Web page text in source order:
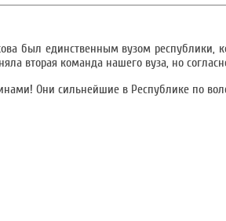
был единственным вузом республики,
вторая команда нашего вуза, но
Они сильнейшие в Республике по